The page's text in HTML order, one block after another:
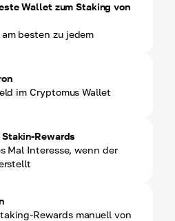
Wallet zum Staking von
besten zu jedem
im Cryptomus Wallet
Rewards
Mal Interesse, wenn der
Rewards manuell von